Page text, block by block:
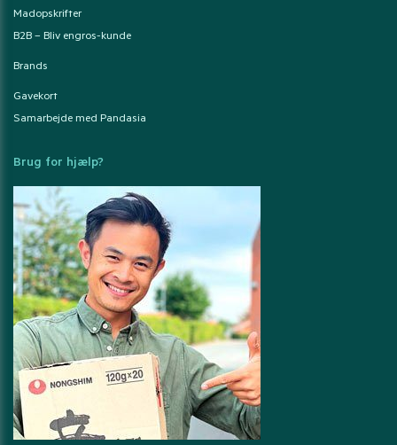
Madopskrifter
B2B – Bliv engros-kunde
Brands
Gavekort
Samarbejde med Pandasia
Brug for hjælp?